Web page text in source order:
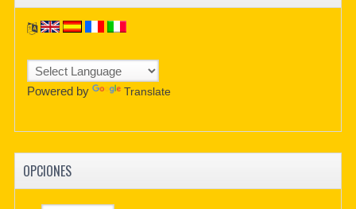
Powered by Translate
OPCIONES